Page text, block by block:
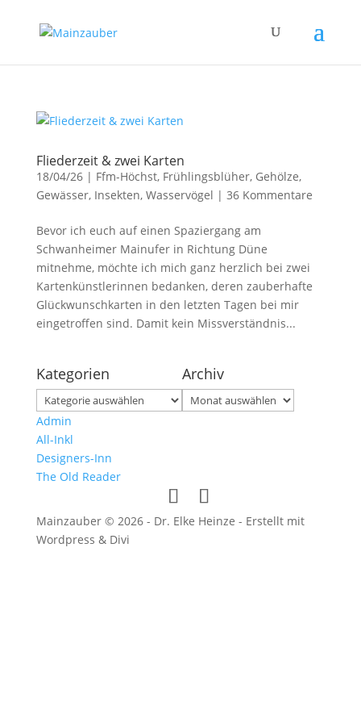
Fliederzeit & zwei Karten
18/04/26| Ffm-Höchst, Frühlingsblüher, Gehölze,
Gewässer, Insekten, Wasservögel | 36 Kommentare
Bevor ich euch auf einen Spaziergang am
Schwanheimer Mainufer in Richtung Düne
mitnehme, möchte ich mich ganz herzlich bei zwei
Kartenkünstlerinnen bedanken, deren zauberhafte
Glückwunschkarten in den letzten Tagen bei mir
eingetroffen sind. Damit kein Missverständnis...
Kategorien
Kategorien
Archiv
Archiv
Admin
All-Inkl
Designers-Inn
The Old Reader
Mainzauber © 2026 - Dr. Elke Heinze - Erstellt mit
Wordpress & Divi